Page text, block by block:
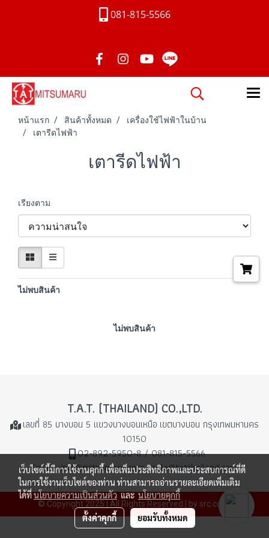
081-815-5566
หน้าแรก สินค้าทั้งหมด
เครื่องใช้ไฟฟ้าในบ้าน
เตารีดไฟฟ้า
เตารีดไฟฟ้า
เรียงตาม
ไม่พบสินค้า
ไม่พบสินค้า
T.A.T. (THAILAND) CO.,LTD.
เลขที่ 85 บางบอน 5 แขวงบางบอนเหนือ เขตบางบอน กรุงเทพมหานคร
10150
02-892-5950-8 / 081-815-5566
Email : info@mitsumaru.com , sale@tatthailand.com
© Copyright 2025 | All Rights Reserved | by src.co.th
เว็บไซต์นี้มีการใช้งานคุกกี้ เพื่อเพิ่มประสิทธิภาพและประสบการณ์ที่ดี
ในการใช้งานเว็บไซต์ของท่าน ท่านสามารถอ่านรายละเอียดเพิ่มเติม
ได้ที่นโยบายความเป็นส่วนตัวและนโยบายคุกกี้
ตั้งค่าคุกกี้ ยอมรับทั้งหมด